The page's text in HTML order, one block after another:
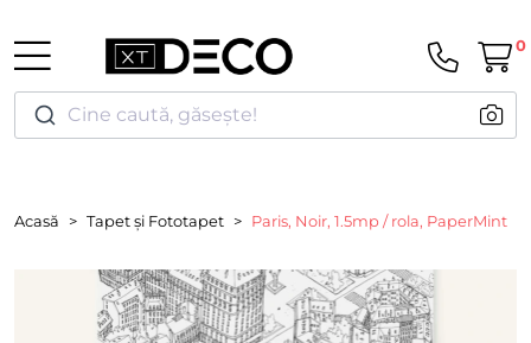
Cine caută, găsește!
0
Acasă Tapet și Fototapet Paris, Noir, 1.5mp / rola, PaperMint